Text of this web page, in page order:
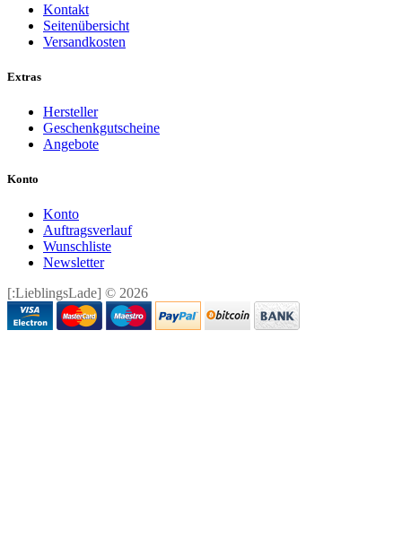
Kontakt
Seitenübersicht
Versandkosten
Extras
Hersteller
Geschenkgutscheine
Angebote
Konto
Konto
Auftragsverlauf
Wunschliste
Newsletter
[:LieblingsLade] © 2026